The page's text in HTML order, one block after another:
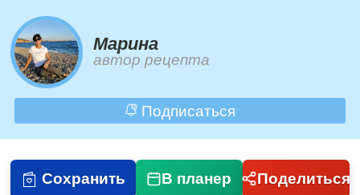
Марина
автор рецепта
Подписаться
Сохранить В планер Поделиться